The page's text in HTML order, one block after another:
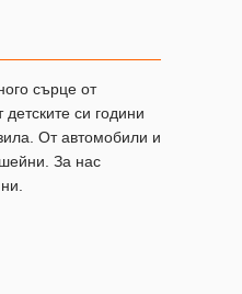
сърце от
си години
От автомобили и
За нас